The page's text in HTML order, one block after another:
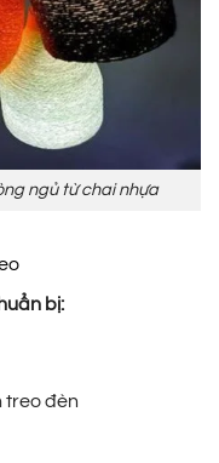
ngủ từ chai nhựa
bị:
treo đèn